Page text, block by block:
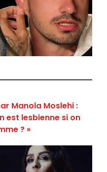
Manola Moslehi :
est lesbienne si on
? »